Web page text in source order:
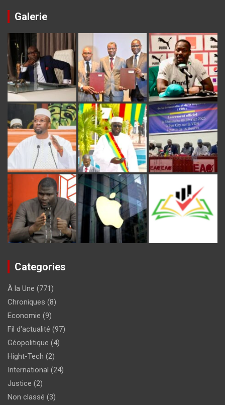
Galerie
Categories
À la Une (771)
Chroniques (8)
Economie (9)
Fil d'actualité (97)
Géopolitique (4)
Hight-Tech (2)
International (24)
Justice (2)
Non classé (3)